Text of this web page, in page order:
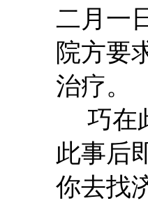
二月一
院方要
治疗。
巧在
此事后
你去找